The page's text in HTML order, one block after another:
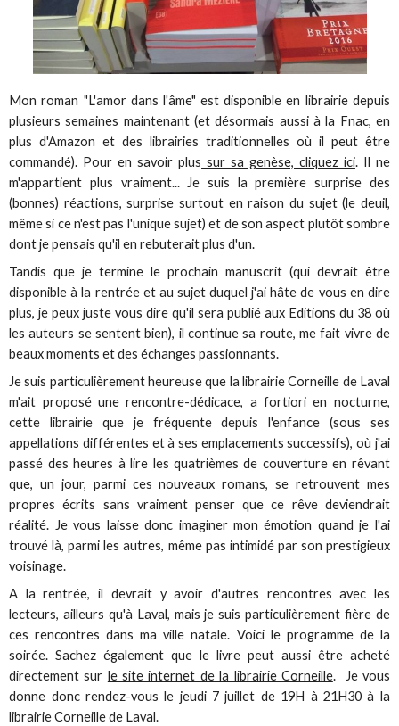
Mon roman "L'amor dans l'âme" est disponible en librairie depuis
plusieurs semaines maintenant (et désormais aussi à la Fnac, en
plus d'Amazon et des librairies traditionnelles où il peut être
commandé). Pour en savoir plus sur sa genèse, cliquez ici. Il ne
m'appartient plus vraiment... Je suis la première surprise des
(bonnes) réactions, surprise surtout en raison du sujet (le deuil,
même si ce n'est pas l'unique sujet) et de son aspect plutôt sombre
dont je pensais qu'il en rebuterait plus d'un.
Tandis que je termine le prochain manuscrit (qui devrait être
disponible à la rentrée et au sujet duquel j'ai hâte de vous en dire
plus, je peux juste vous dire qu'il sera publié aux Editions du 38 où
les auteurs se sentent bien), il continue sa route, me fait vivre de
beaux moments et des échanges passionnants.
Je suis particulièrement heureuse que la librairie Corneille de Laval
m'ait proposé une rencontre-dédicace, a fortiori en nocturne,
cette librairie que je fréquente depuis l'enfance (sous ses
appellations différentes et à ses emplacements successifs), où j'ai
passé des heures à lire les quatrièmes de couverture en rêvant
que, un jour, parmi ces nouveaux romans, se retrouvent mes
propres écrits sans vraiment penser que ce rêve deviendrait
réalité. Je vous laisse donc imaginer mon émotion quand je l'ai
trouvé là, parmi les autres, même pas intimidé par son prestigieux
voisinage.
A la rentrée, il devrait y avoir d'autres rencontres avec les
lecteurs, ailleurs qu'à Laval, mais je suis particulièrement fière de
ces rencontres dans ma ville natale. Voici le programme de la
soirée. Sachez également que le livre peut aussi être acheté
directement sur le site internet de la librairie Corneille. Je vous
donne donc rendez-vous le jeudi 7 juillet de 19H à 21H30 à la
librairie Corneille de Laval.